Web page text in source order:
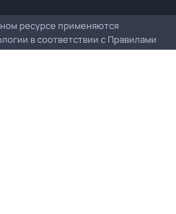
ресурсе применяются
в соответствии с Правилами